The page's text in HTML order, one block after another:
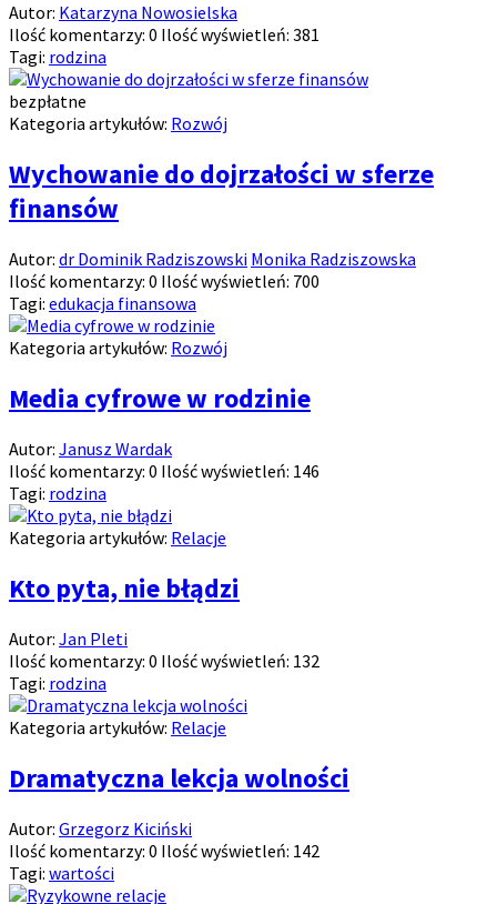
Autor: Katarzyna Nowosielska
Ilość komentarzy: 0 Ilość wyświetleń: 381
Tagi: rodzina
bezpłatne
Kategoria artykułów: Rozwój
Wychowanie do dojrzałości w sferze
finansów
Autor: dr Dominik Radziszowski Monika Radziszowska
Ilość komentarzy: 0 Ilość wyświetleń: 700
Tagi: edukacja finansowa
Kategoria artykułów: Rozwój
Media cyfrowe w rodzinie
Autor: Janusz Wardak
Ilość komentarzy: 0 Ilość wyświetleń: 146
Tagi: rodzina
Kategoria artykułów: Relacje
Kto pyta, nie błądzi
Autor: Jan Pleti
Ilość komentarzy: 0 Ilość wyświetleń: 132
Tagi: rodzina
Kategoria artykułów: Relacje
Dramatyczna lekcja wolności
Autor: Grzegorz Kiciński
Ilość komentarzy: 0 Ilość wyświetleń: 142
Tagi: wartości